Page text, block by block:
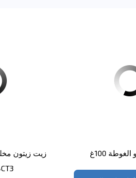
زيت زيتون
صباح 5لترCT3